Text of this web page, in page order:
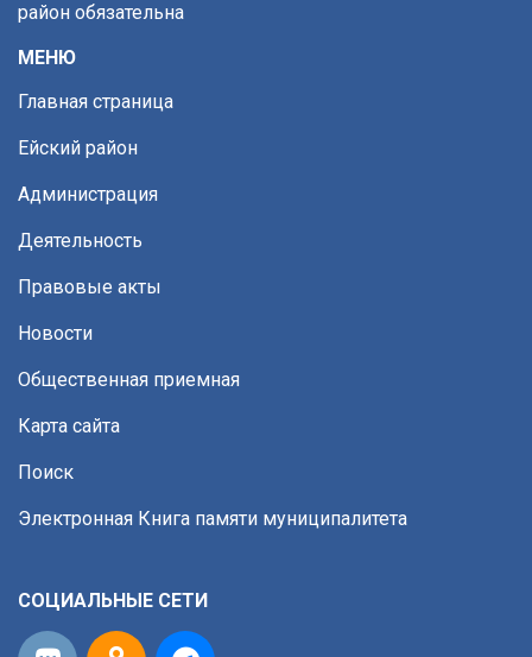
район обязательна
МЕНЮ
Главная страница
Ейский район
Администрация
Деятельность
Правовые акты
Новости
Общественная приемная
Карта сайта
Поиск
Электронная Книга памяти муниципалитета
СОЦИАЛЬНЫЕ СЕТИ